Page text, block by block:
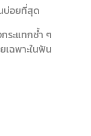
บ่อยที่สุด
ระแทกซ้ำ ๆ
เฉพาะในฟัน